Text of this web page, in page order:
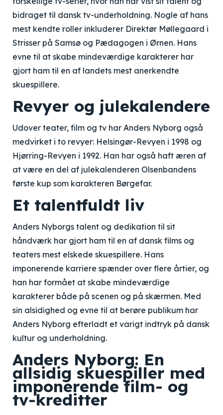
bidraget til dansk tv-underholdning. Nogle af hans
mest kendte roller inkluderer Direktør Møllegaard i
Strisser på Samsø og Pædagogen i Ørnen. Hans
evne til at skabe mindeværdige karakterer har
gjort ham til en af landets mest anerkendte
skuespillere.
Revyer og julekalendere
Udover teater, film og tv har Anders Nyborg også
medvirket i to revyer: Helsingør-Revyen i 1998 og
Hjørring-Revyen i 1992. Han har også haft æren af
at være en del af julekalenderen Olsenbandens
første kup som karakteren Børgefar.
Et talentfuldt liv
Anders Nyborgs talent og dedikation til sit
håndværk har gjort ham til en af dansk films og
teaters mest elskede skuespillere. Hans
imponerende karriere spænder over flere årtier, og
han har formået at skabe mindeværdige
karakterer både på scenen og på skærmen. Med
sin alsidighed og evne til at berøre publikum har
Anders Nyborg efterladt et varigt indtryk på dansk
kultur og underholdning.
Anders Nyborg: En
allsidig skuespiller med
imponerende film- og
tv-kreditter